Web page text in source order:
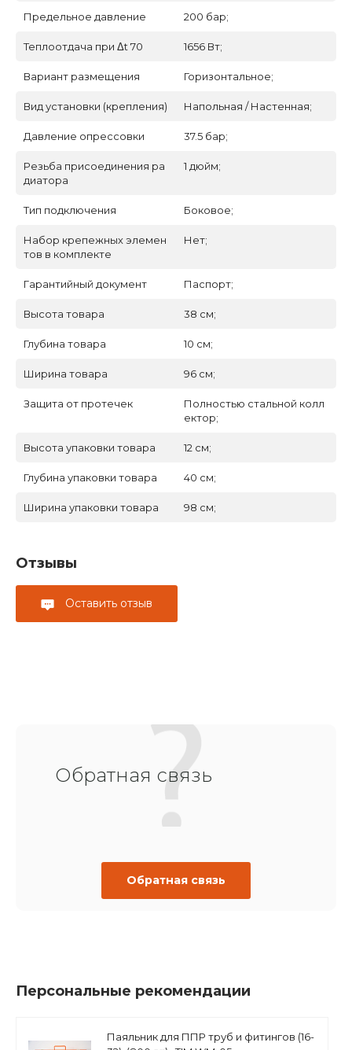
Предельное давление 200 бар;
Теплоотдача при Δt 70 1656 Вт;
Вариант размещения Горизонтальное;
Вид установки (крепления) Напольная / Настенная;
Давление опрессовки 37.5 бар;
Резьба присоединения ра
диатора
1 дюйм;
Тип подключения Боковое;
Набор крепежных элемен
тов в комплекте
Нет;
Гарантийный документ Паспорт;
Высота товара 38 см;
Глубина товара 10 см;
Ширина товара 96 см;
Защита от протечек
Полностью стальной колл
ектор;
Высота упаковки товара 12 см;
Глубина упаковки товара 40 см;
Ширина упаковки товара 98 см;
Отзывы
Оставить отзыв
Обратная связь
Обратная связь
Персональные рекомендации
Паяльник для ППР труб и фитингов (16-